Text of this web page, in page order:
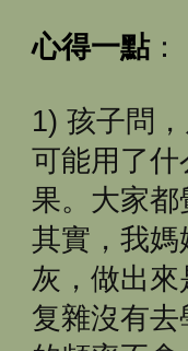
心得一點：
1) 孩子問
可能用了什
果。大家
其實，我
灰，做出
复雜沒有